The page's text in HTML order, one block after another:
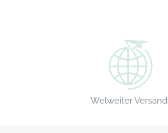
Welweiter Versand